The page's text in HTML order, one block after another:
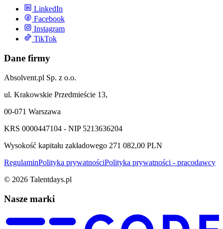
LinkedIn
Facebook
Instagram
TikTok
Dane firmy
Absolvent.pl Sp. z o.o.
ul. Krakowskie Przedmieście 13,
00-071 Warszawa
KRS 0000447104 - NIP 5213636204
Wysokość kapitału zakładowego 271 082,00 PLN
RegulaminPolityka prywatnościPolityka prywatności - pracodawcy
© 2026 Talentdays.pl
Nasze marki